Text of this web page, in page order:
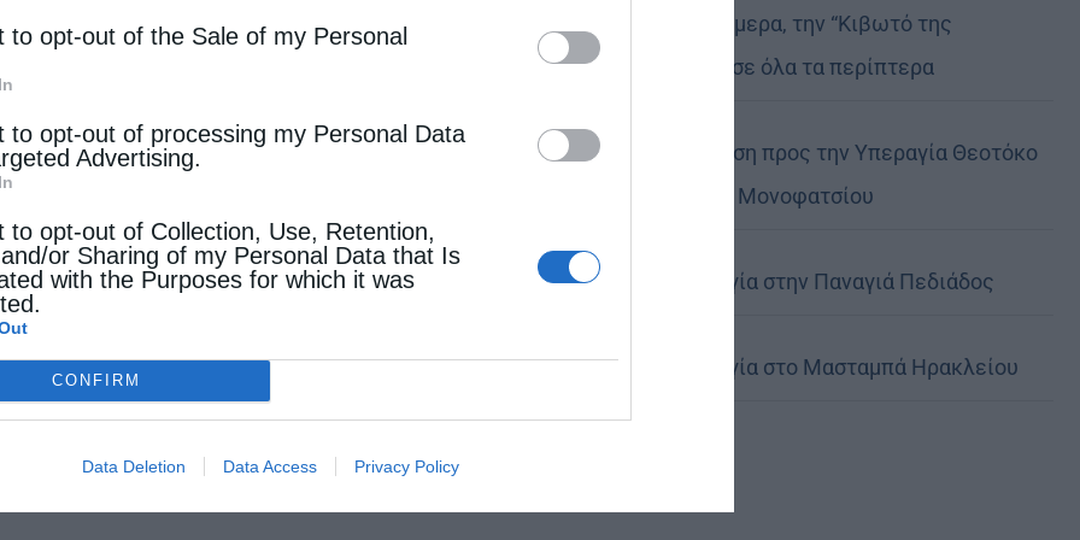
to opt-out of the Sale of my Personal
to opt-out of processing my Personal Data
Advertising.
to opt-out of Collection, Use, Retention,
or Sharing of my Personal Data that Is
with the Purposes for which it was
CONFIRM
Data Deletion Data Access Privacy Policy
ενώνονται …
πρωθυπουργός τελετάρχης στην ελληνική
στο Μόντρεαλ!
28 Μαρτίου 2017
(τελετάρχη) τον πρωθυπουργό του
Τζάστιν Τριντό έγινε η καθιερωμένη για
από 40 χρόνια παρέλαση της ελληνικής
Μη χάσετε σήμερα, την “Κιβωτό της
Ορθοδοξίας”, σε όλα τα περίπτερα
Ιερά Παράκληση προς την Υπεραγία Θεοτόκο
στα Φαβριανά Μονοφατσίου
Θεία Λειτουργία στην Παναγιά Πεδιάδος
Θεία Λειτουργία στο Μασταμπά Ηρακλείου